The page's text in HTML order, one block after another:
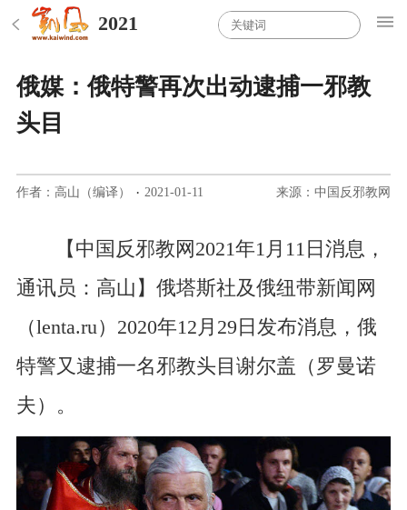
2021
俄媒：俄特警再次出动逮捕一邪教
头目
作者：高山（编译） · 2021-01-11 来源：中国反邪教网
【中国反邪教网2021年1月11日消息，
通讯员：高山】俄塔斯社及俄纽带新闻网
（lenta.ru）2020年12月29日发布消息，俄
特警又逮捕一名邪教头目谢尔盖（罗曼诺
夫）。